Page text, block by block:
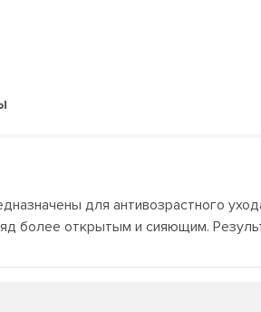
для антивозрастного
более открытым и сияющим.